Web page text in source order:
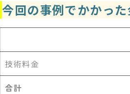
今回の事例でかかっ
技術料金
合計